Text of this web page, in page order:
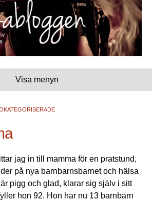
Visa menyn
jag in till mamma för en pratstund,
på nya barnbarnsbarnet och hälsa
pigg och glad, klarar sig själv i sitt
hon 92. Hon har nu 13 barnbarn